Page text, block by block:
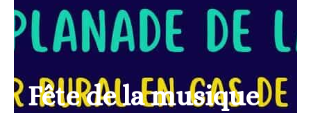
Fête de la musique